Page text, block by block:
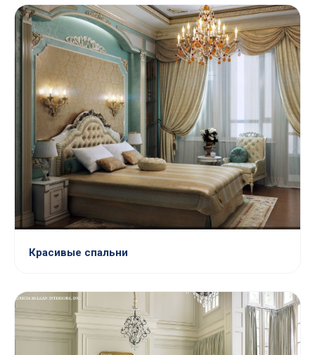
Красивые спальни